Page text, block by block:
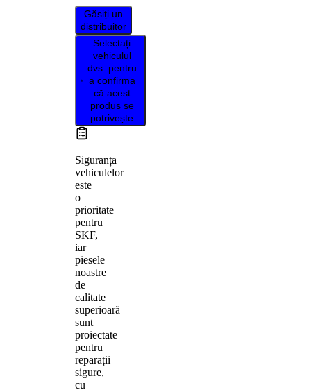
Găsiți un
distribuitor
Selectați
vehiculul
dvs. pentru
a confirma
că acest
produs se
potrivește
Siguranța
vehiculelor
este
o
prioritate
pentru
SKF,
iar
piesele
noastre
de
calitate
superioară
sunt
proiectate
pentru
reparații
sigure,
cu